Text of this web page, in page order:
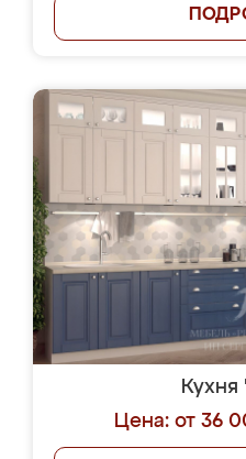
Цена: от 36